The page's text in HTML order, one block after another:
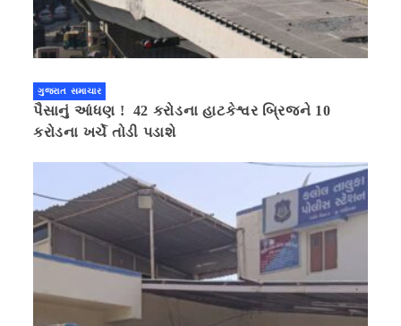
ગુજરાત સમાચાર
પૈસાનું આંધણ ! 42 કરોડના હાટકેશ્વર બ્રિજને 10
કરોડના ખર્ચે તોડી પડાશે